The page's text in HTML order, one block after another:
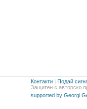
Контакти | Подай
Защитен с авторско
supported by Georgi